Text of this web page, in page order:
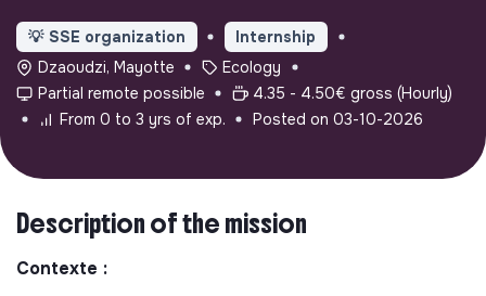
💡 SSE organization
Internship
Dzaoudzi, Mayotte
Ecology
Partial remote possible
4.35 - 4.50€ gross (Hourly)
From 0 to 3 yrs of exp.
Posted on 03-10-2026
Description of the mission
Contexte :